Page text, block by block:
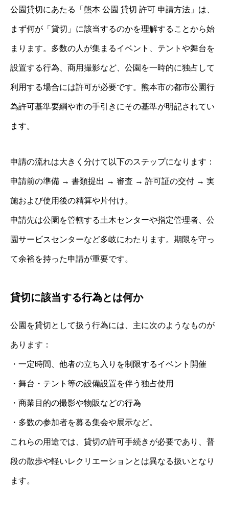
公園貸切にあたる「熊本 公園 貸切 許可 申請方法」は、
まず何が「貸切」に該当するのかを理解することから始
まります。多数の人が集まるイベント、テントや舞台を
設置する行為、商用撮影など、公園を一時的に独占して
利用する場合には許可が必要です。熊本市の都市公園行
為許可基準要綱や市の手引きにその基準が明記されてい
ます。
申請の流れは大きく分けて以下のステップになります：
申請前の準備 → 書類提出 → 審査 → 許可証の交付 → 実
施および使用後の精算や片付け。
申請先は公園を管轄する土木センターや指定管理者、公
園サービスセンターなど多岐にわたります。期限を守っ
て余裕を持った申請が重要です。
貸切に該当する行為とは何か
公園を貸切として扱う行為には、主に次のようなものが
あります：
・一定時間、他者の立ち入りを制限するイベント開催
・舞台・テント等の設備設置を伴う独占使用
・商業目的の撮影や物販などの行為
・多数の参加者を募る集会や展示など。
これらの用途では、貸切の許可手続きが必要であり、普
段の散歩や軽いレクリエーションとは異なる扱いとなり
ます。